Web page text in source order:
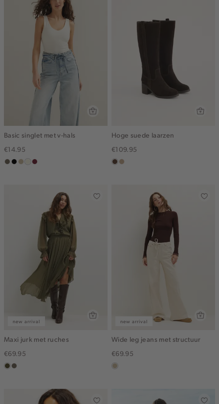
Basic singlet met v-hals
€14.95
middenbruin
zwartlichtzand
wit,bordeaux
Hoge suede laarzen
€109.95
donkerbruin
zand
new arrival
Maxi jurk met ruches
€69.95
groen,
middenbruin
new arrival
Wide leg jeans met structuur
€69.95
lichtzand